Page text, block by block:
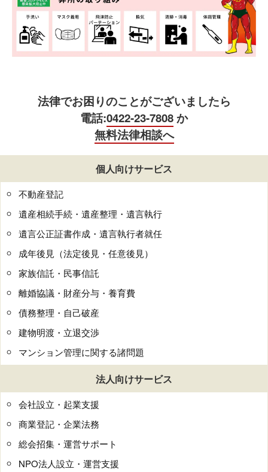
法律でお困りのことがございましたら
電話:0422-23-7808か
無料法律相談へ
個人向けサービス
不動産登記
遺産相続手続・遺産整理・遺言執行
遺言公正証書作成・遺言執行者就任
成年後見（法定後見・任意後見）
家族信託・民事信託
離婚協議・財産分与・養育費
債務整理・自己破産
建物明渡・立退交渉
マンション管理に関する諸問題
法人向けサービス
会社設立・起業支援
商業登記・企業法務
総会招集・運営サポート
NPO法人設立・運営支援